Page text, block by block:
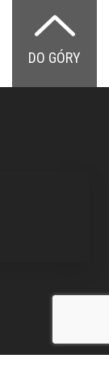
DO GÓRY